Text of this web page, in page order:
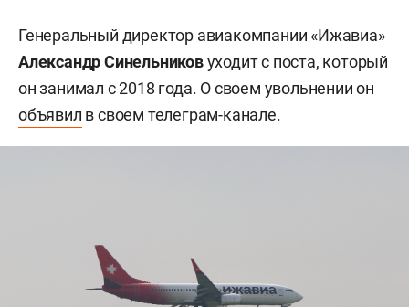
Генеральный директор авиакомпании «Ижавиа»
Александр Синельниковуходит с поста, который
он занимал с 2018 года. О своем увольнении он
объявил в своем телеграм-канале.